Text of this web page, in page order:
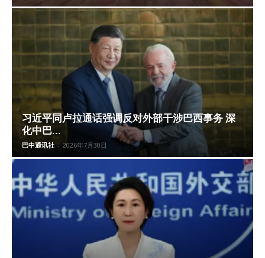
习近平同卢拉通话强调反对外部干涉巴西事务 深
化中巴...
巴中通讯社 - 2026年7月30日